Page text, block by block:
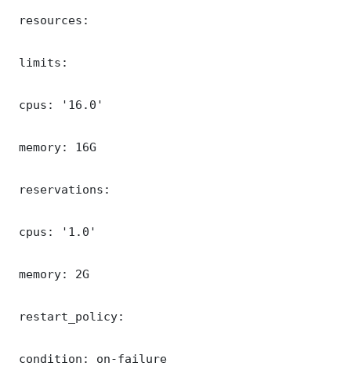
resources:
limits:
cpus: '16.0'
memory: 16G
reservations:
cpus: '1.0'
memory: 2G
restart_policy:
condition: on-failure